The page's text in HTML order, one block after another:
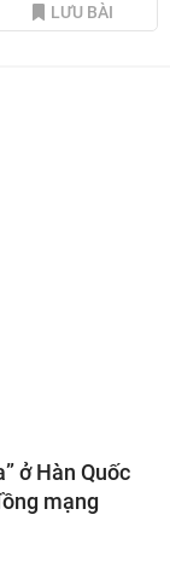
LƯU BÀI
ở Hàn Quốc
mạng